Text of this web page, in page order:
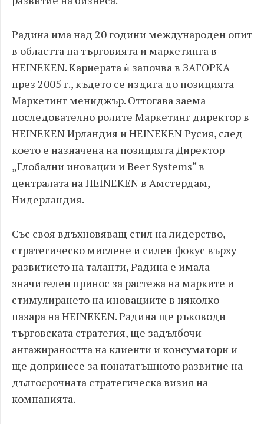
Радина има над 20 години международен опит
в областта на търговията и маркетинга в
HEINEKEN. Кариерата ѝ започва в ЗАГОРКА
през 2005 г., където се издига до позицията
Маркетинг мениджър. Оттогава заема
последователно ролите Mаркетинг директор в
HEINEKEN Ирландия и HEINEKEN Русия, след
което е назначена на позицията Директор
„Глобални иновации и Beer Systems“ в
централата на HEINEKEN в Амстердам,
Нидерландия.
Със своя вдъхновяващ стил на лидерство,
стратегическо мислене и силен фокус върху
развитието на таланти, Радина е имала
значителен принос за растежа на марките и
стимулирането на иновациите в няколко
пазара на HEINEKEN. Радина ще ръководи
търговската стратегия, ще задълбочи
ангажираността на клиенти и консуматори и
ще допринесе за понататъшното развитие на
дългосрочната стратегическа визия на
компанията.